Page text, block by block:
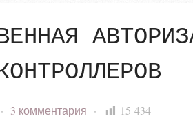
· 3 комментария · 15 434